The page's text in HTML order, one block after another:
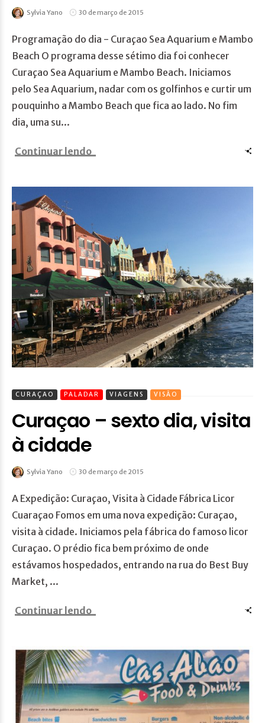
Sylvia Yano 30 de março de 2015
Programação do dia - Curaçao Sea Aquarium e Mambo
Beach O programa desse sétimo dia foi conhecer
Curaçao Sea Aquarium e Mambo Beach. Iniciamos
pelo Sea Aquarium, nadar com os golfinhos e curtir um
pouquinho a Mambo Beach que fica ao lado. No fim
dia, uma su...
Continuar lendo
CURAÇAO PALADAR VIAGENS VISÃO
Curaçao – sexto dia, visita
à cidade
Sylvia Yano 30 de março de 2015
A Expedição: Curaçao, Visita à Cidade Fábrica Licor
Cuaraçao Fomos em uma nova expedição: Curaçao,
visita à cidade. Iniciamos pela fábrica do famoso licor
Curaçao. O prédio fica bem próximo de onde
estávamos hospedados, entrando na rua do Best Buy
Market, ...
Continuar lendo